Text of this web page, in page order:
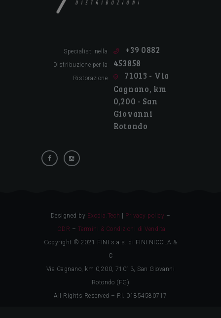
+39 0882
453858
71013 - Via
Cagnano, km
0,200 - San
Giovanni
Rotondo
Specialisti nella
Distribuzione per la
Ristorazione
Designed by Exodia.Tech | Privacy policy –
ODR – Termini & Condizioni di Vendita
Copyright © 2021 FINI s.a.s. di FINI NICOLA &
C
Via Cagnano, km 0,200, 71013, San Giovanni
Rotondo (FG)
All Rights Reserved – P.I. 01854580717